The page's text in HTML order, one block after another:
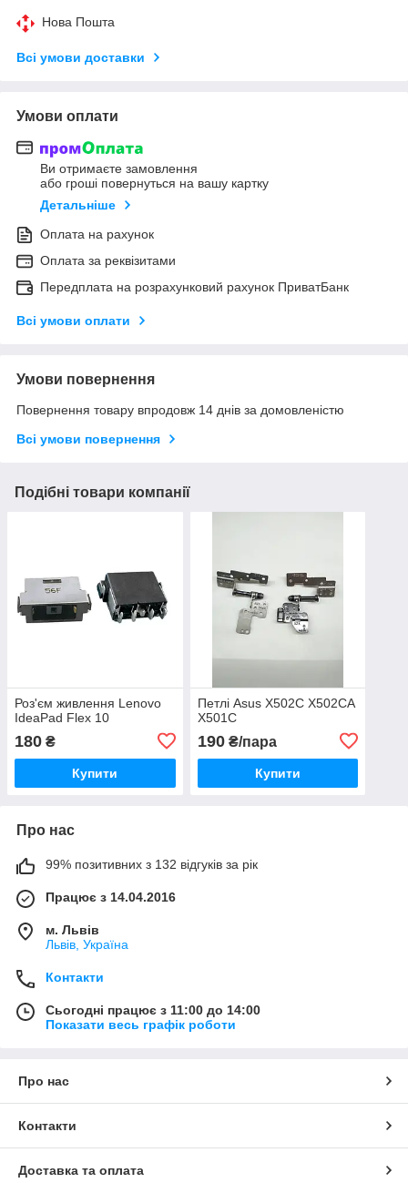
Нова Пошта
Всі умови доставки
Умови оплати
Ви отримаєте замовлення
або гроші повернуться на вашу картку
Детальніше
Оплата на рахунок
Оплата за реквізитами
Передплата на розрахунковий рахунок ПриватБанк
Всі умови оплати
Умови повернення
Повернення товару впродовж 14 днів за домовленістю
Всі умови повернення
Подібні товари компанії
Роз'єм живлення Lenovo
IdeaPad Flex 10
180 ₴
Купити
Петлі Asus X502C X502CA
X501C
190₴/пара
Купити
Про нас
99% позитивних з 132 відгуків за рік
Працює з 14.04.2016
м. Львів
Львів, Україна
Контакти
Сьогодні працює з 11:00 до 14:00
Показати весь графік роботи
Про нас
Контакти
Доставка та оплата